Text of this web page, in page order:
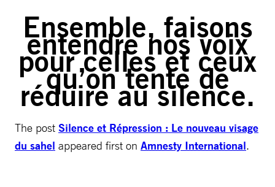
Ensemble, faisons
entendre nos voix
pour celles et ceux
qu’on tente de
réduire au silence.
The post Silence et Répression : Le nouveau visage
du sahel appeared first on Amnesty International.